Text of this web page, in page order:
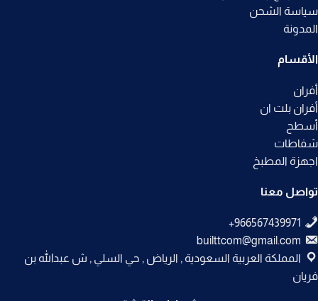
سياسة الشحن
المدونة
الأقسام
أفران
أفران بلت ان
أسطح
شفاطات
اجهزة المطبخ
تواصل معنا
builttcom@gmail.com
المملكة العربية السعودية , الرياض , حي السلي , ش عبدالله بن
فريان